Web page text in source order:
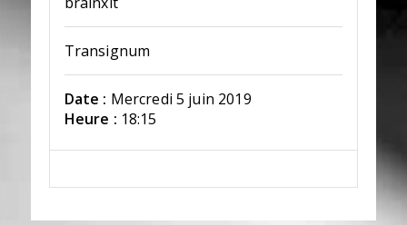
Transignum
Date : Mercredi 5 juin 2019
Heure : 18:15